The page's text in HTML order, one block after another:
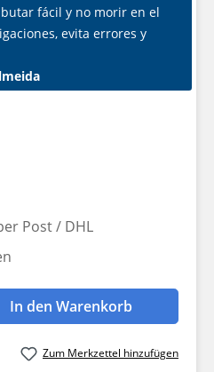
fácil y no morir en el
evita errores y
Post / DHL
Gib den
In den Warenkorb
Zum Merkzettel hinzufügen